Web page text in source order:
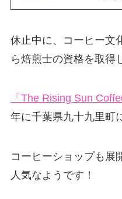
休止中に、コーヒー文
ら焙煎士の資格を取得
「The Rising Sun
年に千葉県九十九里町
コーヒーショップも展
人気なようです！